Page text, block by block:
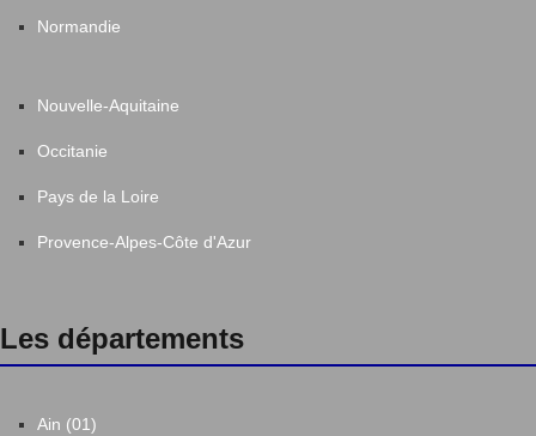
Normandie
Nouvelle-Aquitaine
Occitanie
Pays de la Loire
Provence-Alpes-Côte d'Azur
Les départements
Ain (01)